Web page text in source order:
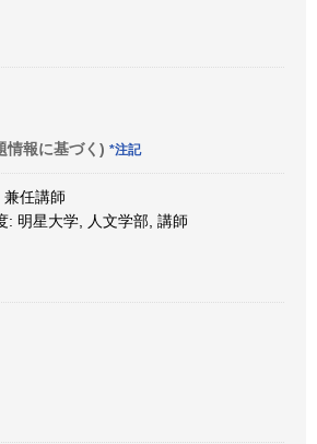
情報に基づく) *注記
任講師
: 明星大学, 人文学部, 講師